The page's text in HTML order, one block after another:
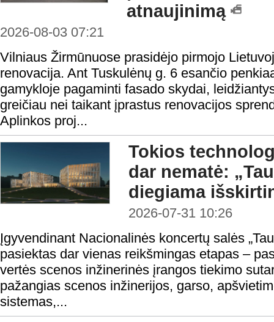
atnaujinimą
2026-08-03 07:21
Vilniaus Žirmūnuose prasidėjo pirmojo
renovacija. Ant Tuskulėnų g. 6 esančio
gamykloje pagaminti fasado skydai,
greičiau nei taikant įprastus renovacijos
Aplinkos proj...
Tokios
dar nematė:
diegiama
2026-07-31 10:26
Įgyvendinant Nacionalinės koncertų salės
pasiektas dar vienas reikšmingas etapas –
vertės scenos inžinerinės įrangos tiekimo
pažangias scenos inžinerijos, garso,
sistemas,...